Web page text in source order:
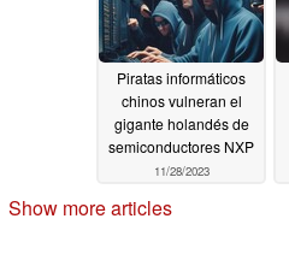
Piratas informáticos
chinos vulneran el
gigante holandés de
semiconductores NXP
11/28/2023
Show more articles